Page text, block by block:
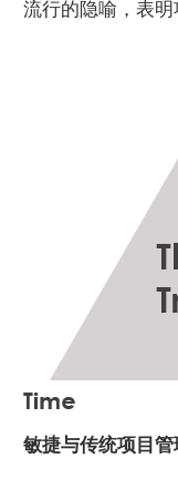
流行的隐喻，表明
敏捷与传统项目